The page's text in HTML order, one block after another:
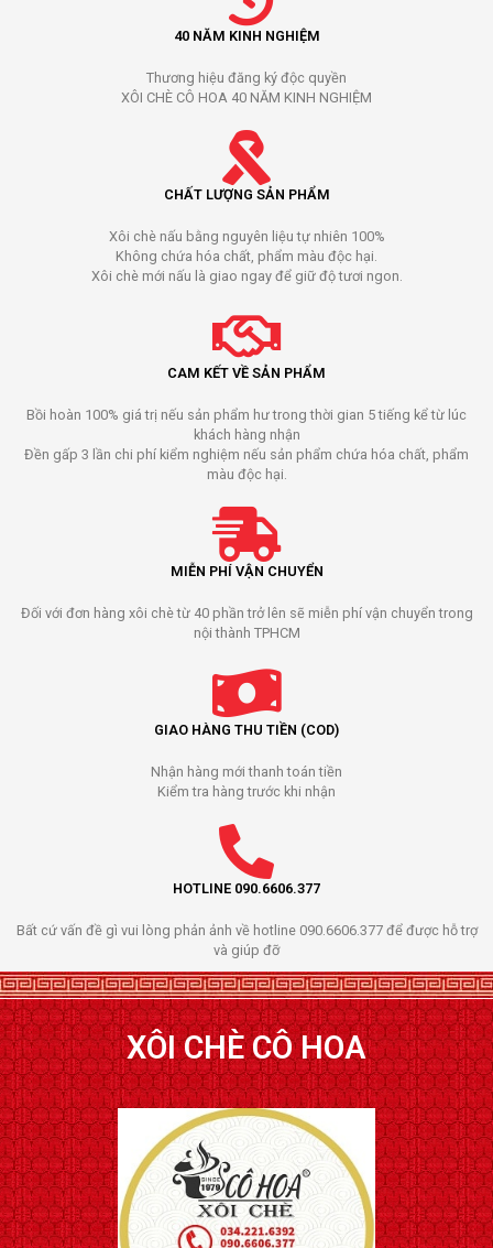
40 NĂM KINH NGHIỆM
Thương hiệu đăng ký độc quyền
XÔI CHÈ CÔ HOA 40 NĂM KINH NGHIỆM
CHẤT LƯỢNG SẢN PHẨM
Xôi chè nấu bằng nguyên liệu tự nhiên 100%
Không chứa hóa chất, phẩm màu độc hại.
Xôi chè mới nấu là giao ngay để giữ độ tươi ngon.
CAM KẾT VỀ SẢN PHẨM
Bồi hoàn 100% giá trị nếu sản phẩm hư trong thời gian 5 tiếng kể từ lúc
khách hàng nhận
Đền gấp 3 lần chi phí kiểm nghiệm nếu sản phẩm chứa hóa chất, phẩm
màu độc hại.
MIỄN PHÍ VẬN CHUYỂN
Đối với đơn hàng xôi chè từ 40 phần trở lên sẽ miễn phí vận chuyển trong
nội thành TPHCM
GIAO HÀNG THU TIỀN (COD)
Nhận hàng mới thanh toán tiền
Kiểm tra hàng trước khi nhận
HOTLINE 090.6606.377
Bất cứ vấn đề gì vui lòng phản ảnh về hotline 090.6606.377 để được hỗ trợ
và giúp đỡ
XÔI CHÈ CÔ HOA